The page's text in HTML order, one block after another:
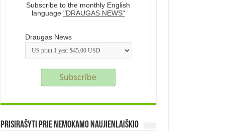
Subscribe to the monthly English
language "DRAUGAS NEWS"
Draugas News
Prisirašyti prie nemokamo naujienlaiškio